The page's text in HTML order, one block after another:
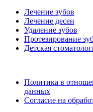
Лечение зубов
Лечение десен
Удаление зубов
Протезирование
Детская
Политика в
данных
Согласие на